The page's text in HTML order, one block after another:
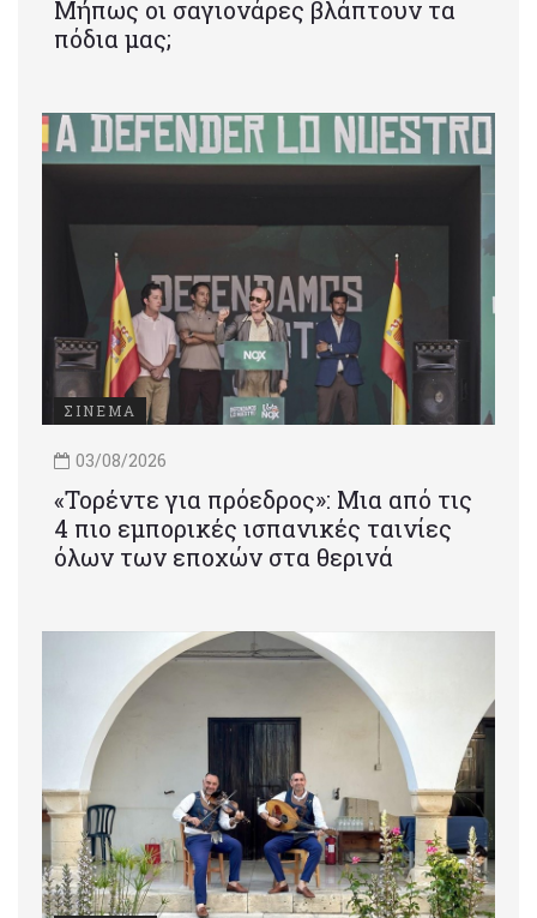
Μήπως οι σαγιονάρες βλάπτουν τα
πόδια μας;
ΣΙΝΕΜΑ
03/08/2026
«Τορέντε για πρόεδρος»: Mια από τις
4 πιο εμπορικές ισπανικές ταινίες
όλων των εποχών στα θερινά